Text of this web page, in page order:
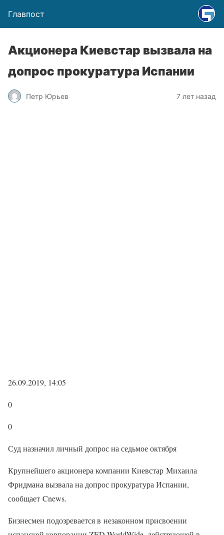
Главпост
Акционера Киевстар вызвала на
допрос прокуратура Испании
Петр Юрьев 7 лет назад
26.09.2019, 14:05
0
0
Суд назначил личный допрос на седьмое октября
Крупнейшего акционера компании Киевстар Михаила
Фридмана вызвала на допрос прокуратура Испании,
сообщает Cnews.
Бизнесмен подозревается в незаконном присвоении